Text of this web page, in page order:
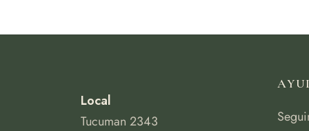
Local
Tucuman 2343